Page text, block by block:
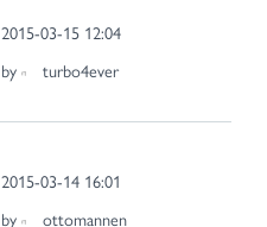
2015-03-15 12:04
by
turbo4ever
2015-03-14 16:01
by
ottomannen